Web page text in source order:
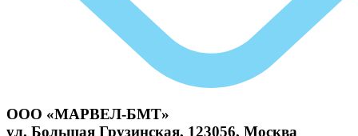
ООО «МАРВЕЛ-БМТ»
ул. Большая Грузинская, 123056, Москва